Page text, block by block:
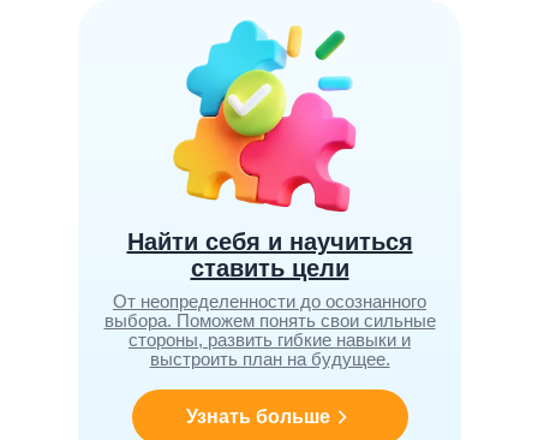
Найти себя и научиться
ставить цели
От неопределенности до осознанного
выбора. Поможем понять свои сильные
стороны, развить гибкие навыки и
выстроить план на будущее.
Узнать больше